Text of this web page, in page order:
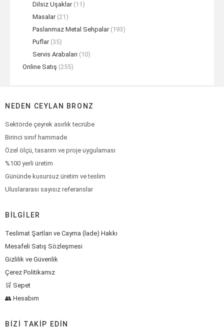
Dilsiz Uşaklar (11)
Masalar (21)
Paslanmaz Metal Sehpalar (193)
Puflar (35)
Servis Arabaları (10)
Online Satış (255)
NEDEN CEYLAN BRONZ
Sektörde çeyrek asırlık tecrübe
Birinci sınıf hammade
Özel ölçü, tasarım ve proje uygulaması
%100 yerli üretim
Gününde kusursuz üretim ve teslim
Uluslararası sayısız referanslar
BILGILER
Teslimat Şartları ve Cayma (İade) Hakkı
Mesafeli Satış Sözleşmesi
Gizlilik ve Güvenlik
Çerez Politikamız
🛒 Sepet
👥 Hesabım
BIZI TAKIP EDIN